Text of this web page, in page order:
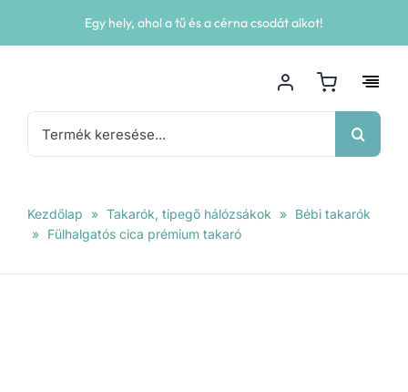
Egy hely, ahol a tű és a cérna csodát alkot!
Keresés...
Kezdőlap » Takarók, tipegő hálózsákok » Bébi takarók
» Fülhalgatós cica prémium takaró